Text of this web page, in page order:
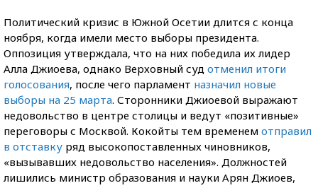
Политический кризис в Южной Осетии длится с конца
ноября, когда имели место выборы президента.
Оппозиция утверждала, что на них победила их лидер
Алла Джиоева, однако Верховный суд отменил итоги
голосования, после чего парламент назначил новые
выборы на 25 марта. Сторонники Джиоевой выражают
недовольство в центре столицы и ведут «позитивные»
переговоры с Москвой. Кокойты тем временем отправил
в отставку ряд высокопоставленных чиновников,
«вызывавших недовольство населения». Должностей
лишились министр образования и науки Арян Джиоев,